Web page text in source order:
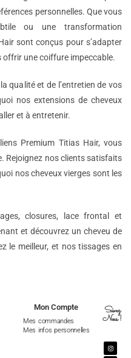
personnelles. Que vous
ou une transformation
sont conçus pour s’adapter
une coiffure impeccable.
qualité et de l’entretien de vos
nos extensions de cheveux
et à entretenir.
Premium Titias Hair, vous
Rejoignez nos clients satisfaits
nos cheveux vierges sont les
closures, lace frontal et
et découvrez un cheveu de
le meilleur, et nos tissages en
Mon Compte
Mes commandes
Mes infos personnelles
Suivez
Nous !